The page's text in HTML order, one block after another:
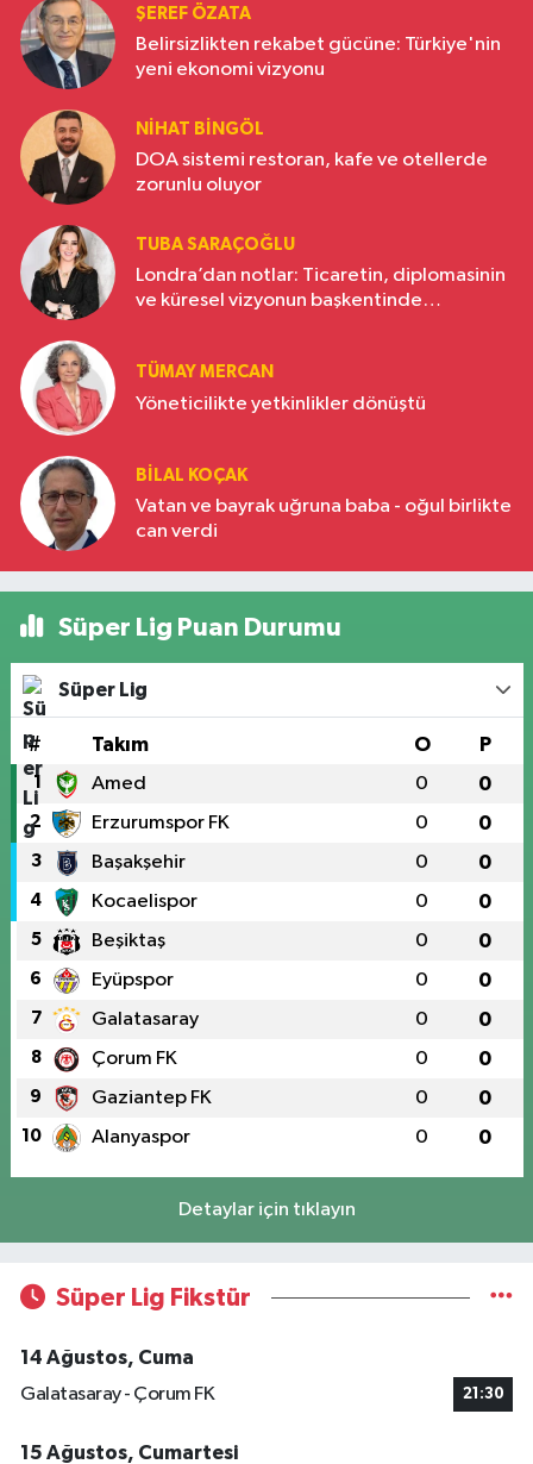
ŞEREF ÖZATA
Belirsizlikten rekabet gücüne: Türkiye'nin
yeni ekonomi vizyonu
NIHAT BINGÖL
DOA sistemi restoran, kafe ve otellerde
zorunlu oluyor
TUBA SARAÇOĞLU
Londra’dan notlar: Ticaretin, diplomasinin
ve küresel vizyonun başkentinde
TÜMAY MERCAN
Yöneticilikte yetkinlikler dönüştü
BILAL KOÇAK
Vatan ve bayrak uğruna baba - oğul birlikte
can verdi
Süper Lig Puan Durumu
Süper Lig
# Takım O P
1 Amed 0 0
2 Erzurumspor FK 0 0
3 Başakşehir 0 0
4 Kocaelispor 0 0
5 Beşiktaş 0 0
6 Eyüpspor 0 0
7 Galatasaray 0 0
8 Çorum FK 0 0
9 Gaziantep FK 0 0
10 Alanyaspor 0 0
Detaylar için tıklayın
Süper Lig Fikstür
14 Ağustos, Cuma
Galatasaray - Çorum FK
21:30
15 Ağustos, Cumartesi